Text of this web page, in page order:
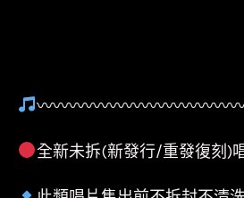
〰〰〰〰〰〰〰〰〰〰〰〰
全新未拆(新發行/重發復刻)